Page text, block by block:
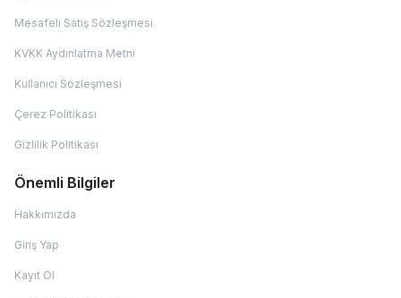
Mesafeli Satış Sözleşmesi
KVKK Aydınlatma Metni
Kullanıcı Sözleşmesi
Çerez Politikası
Gizlilik Politikası
Önemli Bilgiler
Hakkımızda
Giriş Yap
Kayıt Ol